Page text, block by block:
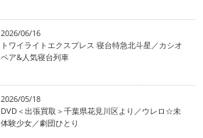
2026/06/16
トワイライトエクスプレス 寝台特急北斗星／カシオ
ペア&人気寝台列車
2026/05/18
DVD＜出張買取＞千葉県花見川区より／ウレロ☆未
体験少女／劇団ひとり